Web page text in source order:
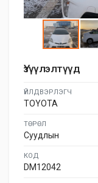
Үзүүлэлтүүд
ҮЙЛДВЭРЛЭГЧ
TOYOTA
ТӨРӨЛ
Суудлын
КОД
DM12042